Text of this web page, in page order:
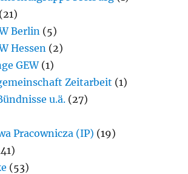
Berlin (5)
Hessen (2)
GEW(1)
Zeitarbeit (1)
u.ä. (27)
Pracownicza (IP) (19)
(53)